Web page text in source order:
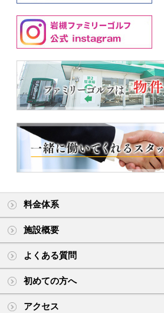
料金体系
施設概要
よくある質問
初めての方へ
アクセス